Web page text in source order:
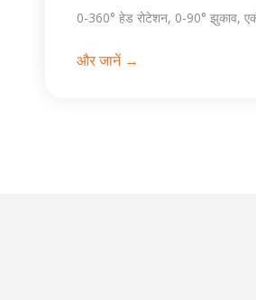
0-360° हेड रोटेशन, 0-90° झुकाव,
और जानें →